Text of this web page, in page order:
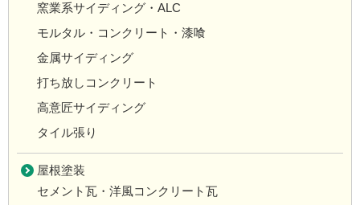
窯業系サイディング・ALC
モルタル・コンクリート・漆喰
金属サイディング
打ち放しコンクリート
高意匠サイディング
タイル張り
屋根塗装
セメント瓦・洋風コンクリート瓦